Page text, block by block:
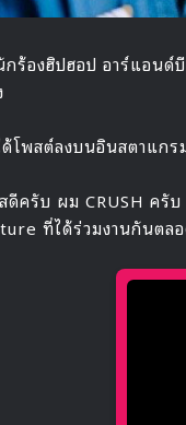
กร้องฮิปฮอป อาร์แอนด์
ด้โพสต์ลงบนอินสตาแกร
ดีครับ ผม CRUSH ค
ที่ได้ร่วมงานกันตล